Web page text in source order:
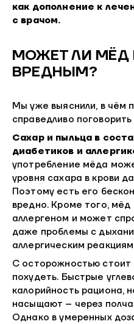
как дополнение к
с врачом.
МОЖЕТ ЛИ МЁД
ВРЕДНЫМ?
Мы уже выяснили, в чём
справедливо
Сахари пыльца в
диабетиков и
употребление мёда
уровня сахара в крови
Поэтому есть его
вредно. Кроме того,
аллергеном и может
даже проблемы с
аллергическим
С осторожностью
похудеть. Быстрые
калорийность рациона,
насыщают – через
Однако в умеренных